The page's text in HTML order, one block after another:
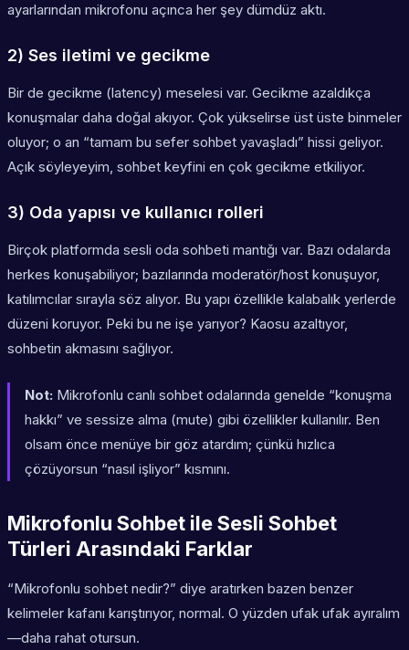
ayarlarından mikrofonu açınca her şey dümdüz aktı.
2) Ses iletimi ve gecikme
Bir de gecikme (latency) meselesi var. Gecikme azaldıkça
konuşmalar daha doğal akıyor. Çok yükselirse üst üste binmeler
oluyor; o an “tamam bu sefer sohbet yavaşladı” hissi geliyor.
Açık söyleyeyim, sohbet keyfini en çok gecikme etkiliyor.
3) Oda yapısı ve kullanıcı rolleri
Birçok platformda sesli oda sohbeti mantığı var. Bazı odalarda
herkes konuşabiliyor; bazılarında moderatör/host konuşuyor,
katılımcılar sırayla söz alıyor. Bu yapı özellikle kalabalık yerlerde
düzeni koruyor. Peki bu ne işe yarıyor? Kaosu azaltıyor,
sohbetin akmasını sağlıyor.
Not: Mikrofonlu canlı sohbet odalarında genelde “konuşma
hakkı” ve sessize alma (mute) gibi özellikler kullanılır. Ben
olsam önce menüye bir göz atardım; çünkü hızlıca
çözüyorsun “nasıl işliyor” kısmını.
Mikrofonlu Sohbet ile Sesli Sohbet
Türleri Arasındaki Farklar
“Mikrofonlu sohbet nedir?” diye aratırken bazen benzer
kelimeler kafanı karıştırıyor, normal. O yüzden ufak ufak ayıralım
—daha rahat otursun.